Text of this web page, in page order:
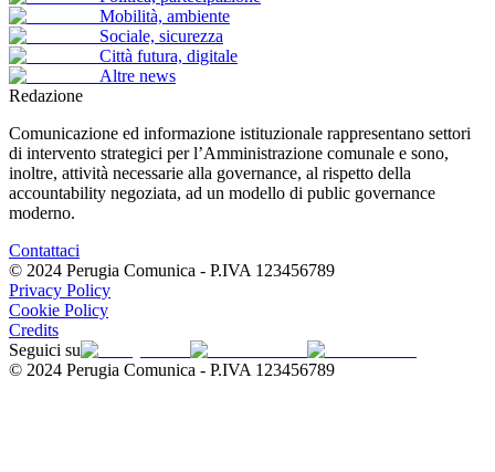
Mobilità, ambiente
Sociale, sicurezza
Città futura, digitale
Altre news
Redazione
Comunicazione ed informazione istituzionale rappresentano settori
di intervento strategici per l’Ammini­strazione comunale e sono,
inoltre, attività necessarie alla governance, al rispetto della
accountability negoziata, ad un modello di public governance
moderno.
Contattaci
© 2024 Perugia Comunica - P.IVA 123456789
Privacy Policy
Cookie Policy
Credits
Seguici su
© 2024 Perugia Comunica - P.IVA 123456789